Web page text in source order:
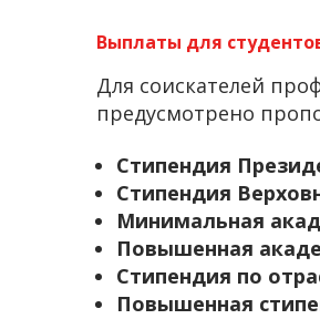
Выплаты для
Для соискателей
предусмотрено
Стипендия
Стипендия
Минимальная
Повышенная
Стипендия по
Повышенная